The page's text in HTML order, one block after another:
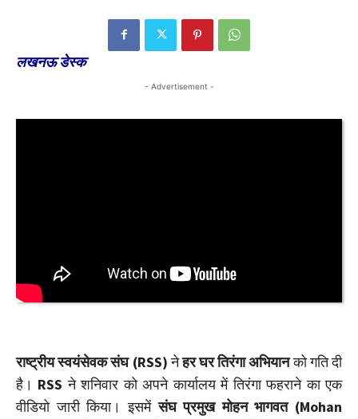
लखनऊ डेस्क
- Advertisement -
राष्ट्रीय स्वयंसेवक संघ (RSS)नेहर घर तिरंगा अभियानको गति दी
है। RSS ने शनिवार को अपने कार्यालय में तिरंगा फहराने का एक
वीडियो जारी किया। इसमेंसंघ प्रमुख मोहन भागवत (Mohan